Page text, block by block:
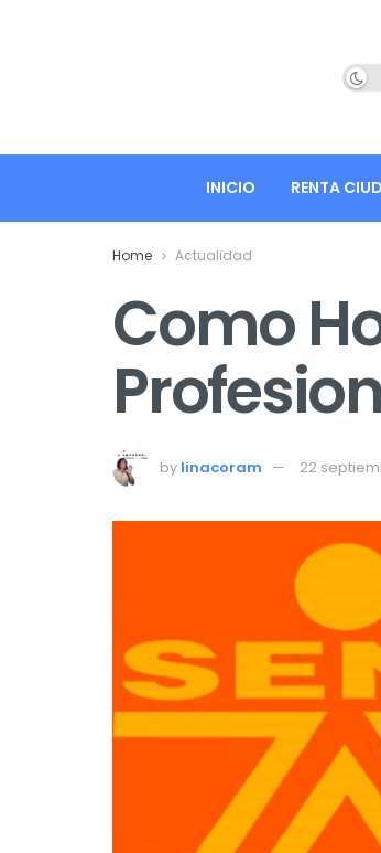
INICIO RENTA
Home Actualidad
Como
by linacoram 22